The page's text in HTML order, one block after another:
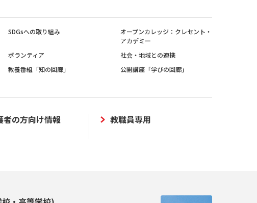
SDGsへの取り組み
オープンカレッジ：クレセント・
アカデミー
ボランティア
社会・地域との連携
教養番組「知の回廊」
公開講座「学びの回廊」
者の方向け情報 教職員専用